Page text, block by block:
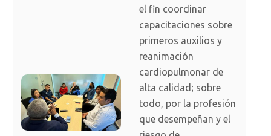
el fin coordinar
capacitaciones sobre
primeros auxilios y
reanimación
cardiopulmonar de
alta calidad; sobre
todo, por la profesión
que desempeñan y el